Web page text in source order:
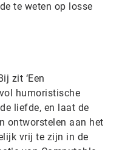
te weten op losse
zit ‘Een
humoristische
liefde, en laat de
ontworstelen aan het
vrij te zijn in de